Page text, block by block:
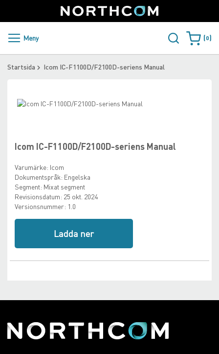
to
Content
Sweden
PRODUKTER OCH LÖSNINGAR
ÅTERFÖRSÄLJARE
Meny Varukorgen
0
Startsida Icom IC-F1100D/F2100D-seriens Manual
Icom IC-F1100D/F2100D-seriens Manual
Varumärke: Icom
Dokumentspråk: Engelska
Segment: Mixat segment
Revisionsdatum: 25 okt. 2024
Versionsnummer: 1.0
Ladda ner
Skip
the
gallery
beginning
of
images
gallery